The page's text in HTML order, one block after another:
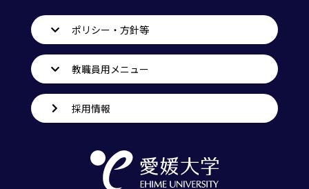
ポリシー・方針等
教職員用メニュー
採用情報